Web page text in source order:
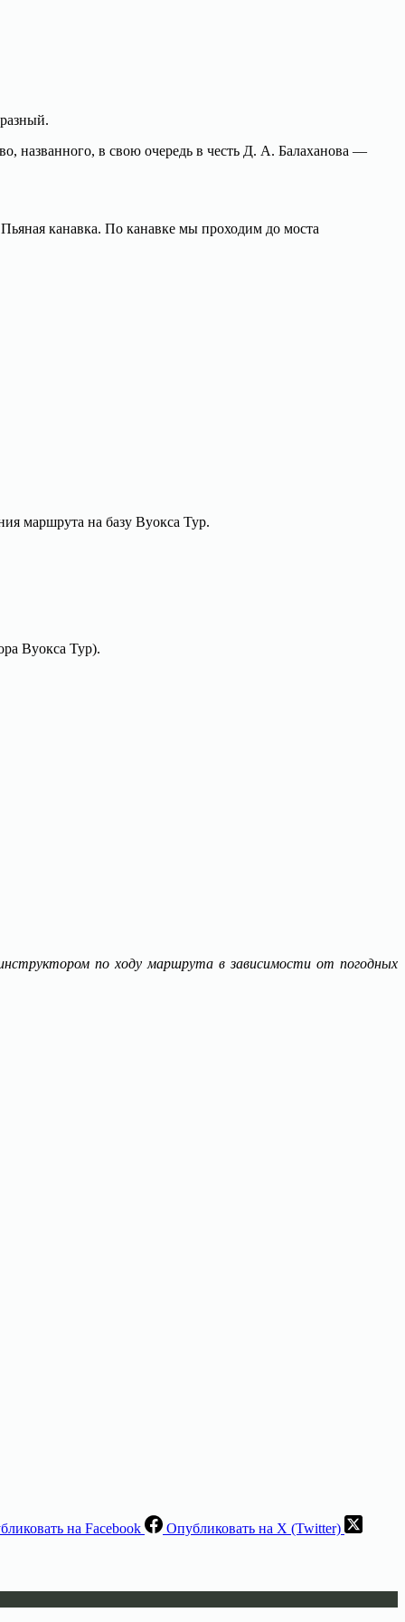
названного, в свою очередь в честь Д. А. Балаханова —
канавка. По канавке мы проходим до моста
маршрута на базу Вуокса Тур.
Вуокса Тур).
по ходу маршрута в зависимости от погодных
на Facebook
Опубликовать на X (Twitter)